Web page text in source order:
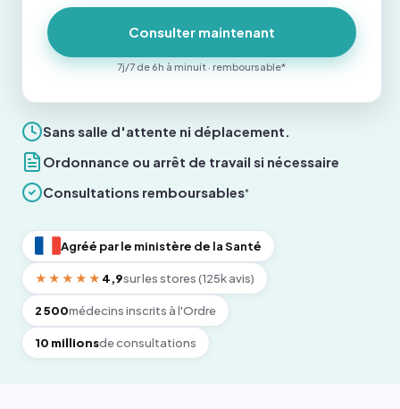
Sans salle d'attente ni déplacement.
Ordonnance ou arrêt de travail si nécessaire
Consultations remboursables*
Agréé par le ministère de la Santé
★★★★★ 4,9sur les stores (125k avis)
2 500médecins inscrits à l'Ordre
10 millionsde consultations
Consulter maintenant
7j/7 de 6h à minuit · remboursable*